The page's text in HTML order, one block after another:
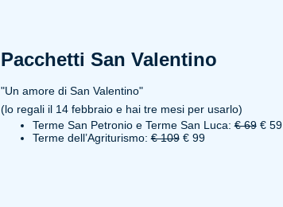
Pacchetti San Valentino
"Un amore di San Valentino"
(lo regali il 14 febbraio e hai tre mesi per usarlo)
Terme San Petronio e Terme San Luca:€ 69€ 59
Terme dell’Agriturismo:€ 109€ 99